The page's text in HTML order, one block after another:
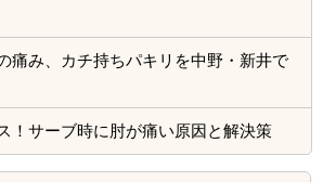
痛み、カチ持ちパキリを中野・新井で
！サーブ時に肘が痛い原因と解決策